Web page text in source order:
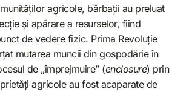
agricole, bărbații au preluat
și apărare a resurselor, fiind
de vedere fizic. Prima Revoluție
mutarea muncii din gospodărie în
de „împrejmuire” (enclosure) prin
agricole au fost acaparate de